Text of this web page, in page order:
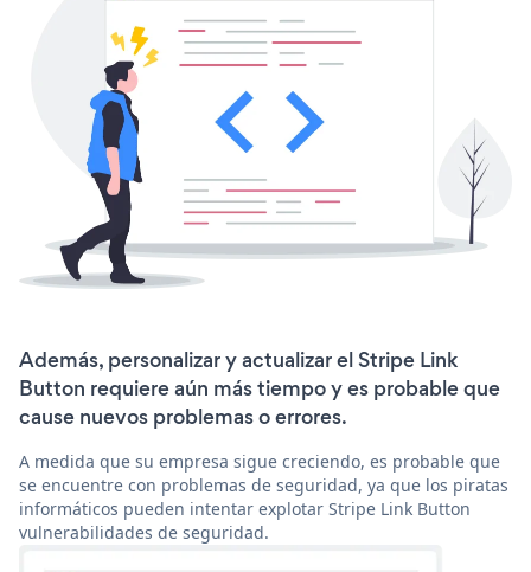
Además, personalizar y actualizar el Stripe Link
Button requiere aún más tiempo y es probable que
cause nuevos problemas o errores.
A medida que su empresa sigue creciendo, es probable que
se encuentre con problemas de seguridad, ya que los piratas
informáticos pueden intentar explotar Stripe Link Button
vulnerabilidades de seguridad.